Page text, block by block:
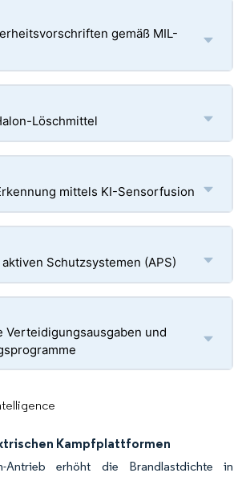
gemäß MIL-
Löschmittel
mittels KI-Sensorfusion
Schutzsystemen (APS)
Verteidigungsausgaben und
Kampfplattformen
Antrieb erhöht die Brandlastdichte in